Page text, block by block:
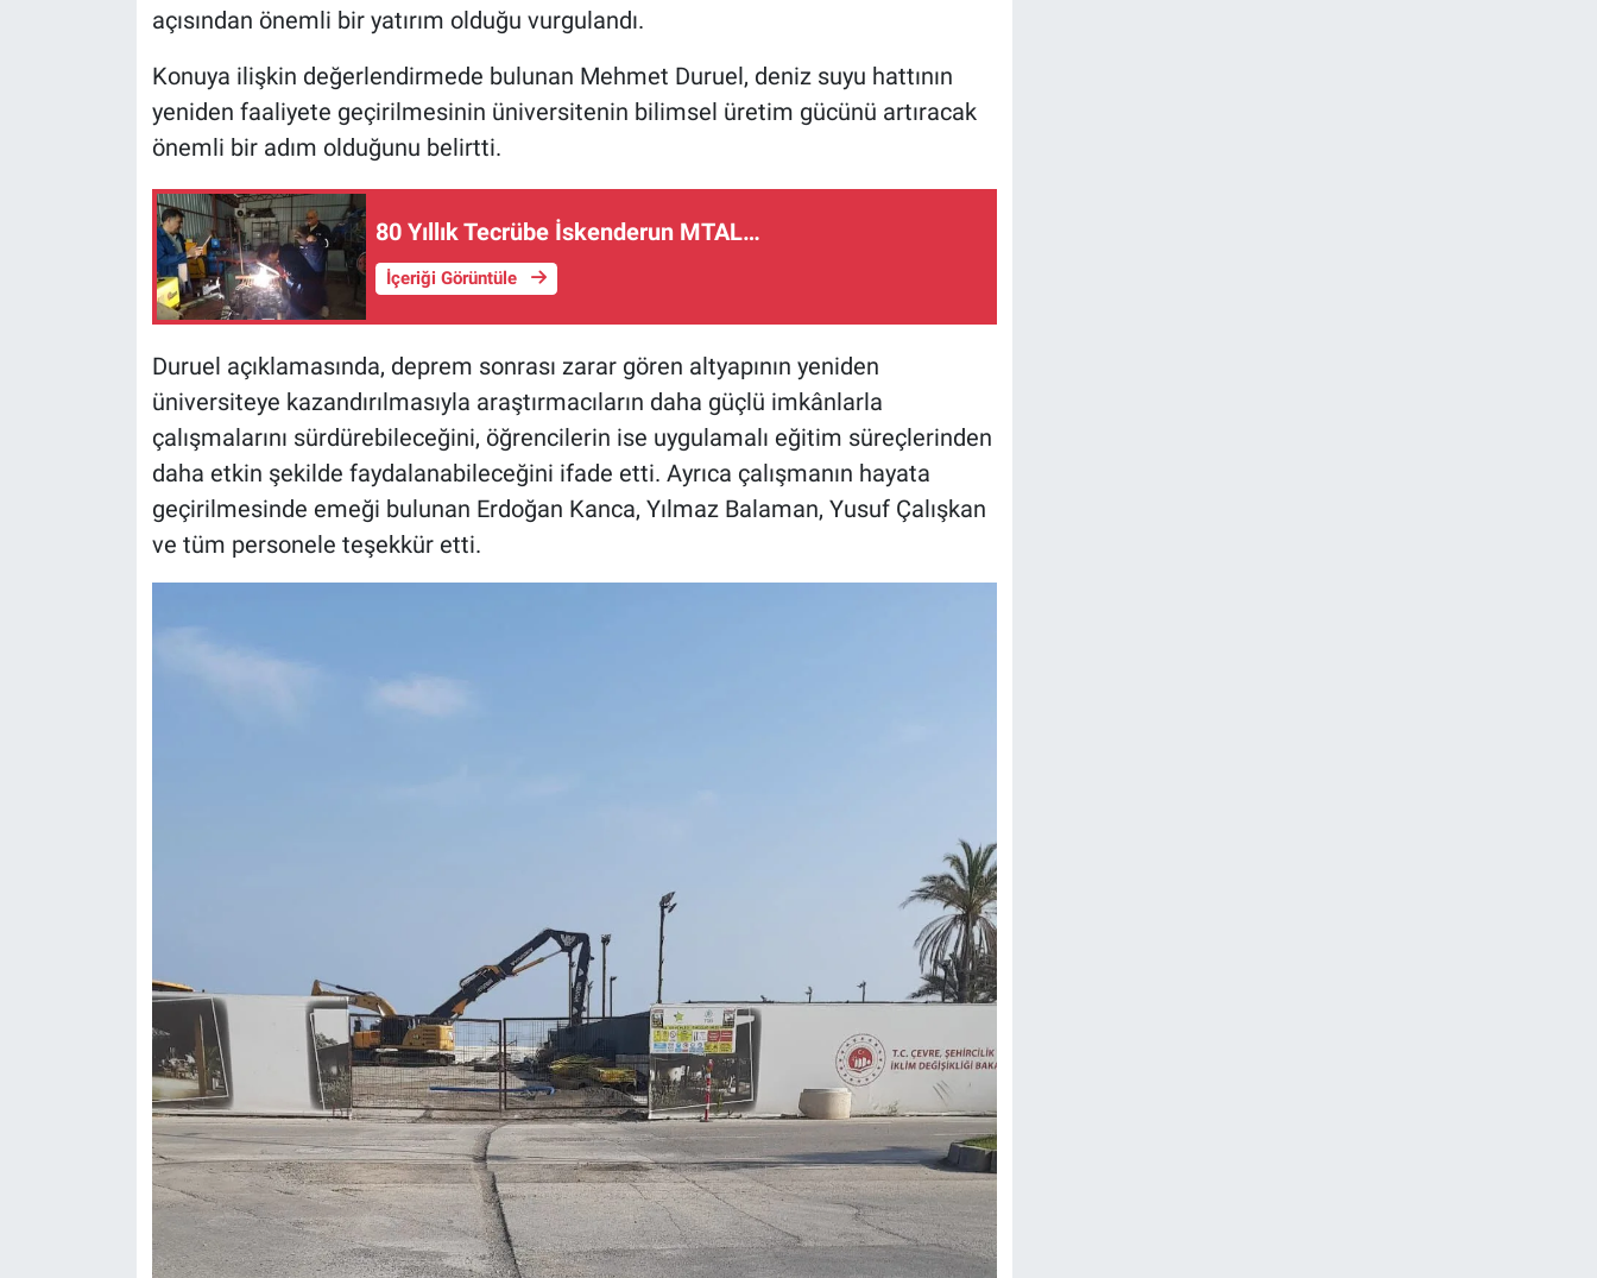
açısından önemli bir yatırım olduğu vurgulandı.
Konuya ilişkin değerlendirmede bulunan Mehmet Duruel, deniz suyu hattının
yeniden faaliyete geçirilmesinin üniversitenin bilimsel üretim gücünü artıracak
önemli bir adım olduğunu belirtti.
80 Yıllık Tecrübe İskenderun MTAL…
İçeriği Görüntüle
Duruel açıklamasında, deprem sonrası zarar gören altyapının yeniden
üniversiteye kazandırılmasıyla araştırmacıların daha güçlü imkânlarla
çalışmalarını sürdürebileceğini, öğrencilerin ise uygulamalı eğitim süreçlerinden
daha etkin şekilde faydalanabileceğini ifade etti. Ayrıca çalışmanın hayata
geçirilmesinde emeği bulunan Erdoğan Kanca, Yılmaz Balaman, Yusuf Çalışkan
ve tüm personele teşekkür etti.